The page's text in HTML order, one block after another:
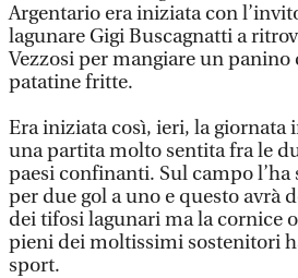
Argentario era iniziata con
lagunare Gigi Buscagnatti a
Vezzosi per mangiare un panino
patatine fritte.
Era iniziata così, ieri, la giornata
una partita molto sentita fra le
paesi confinanti. Sul campo l’ha
per due gol a uno e questo avrà
dei tifosi lagunari ma la cornice
pieni dei moltissimi sostenitori
sport.